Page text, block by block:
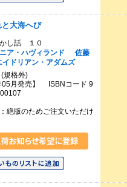
大海へび
し話 １０
ア・ハヴィランド
佐藤
イドリアン・アダムズ
規格外)
05月発売】 ISBNコード 9
絶版のためご注文いただけ